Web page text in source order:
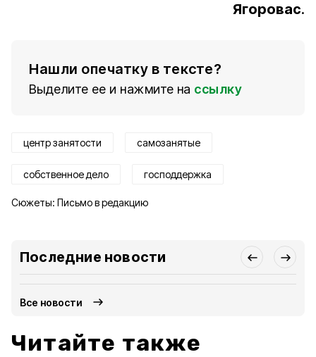
Ягоровас.
Нашли опечатку в тексте?
Выделите ее и нажмите на ссылку
центр занятости самозанятые
собственное дело господдержка
Сюжеты: Письмо в редакцию
Последние новости
Все новости
Читайте также